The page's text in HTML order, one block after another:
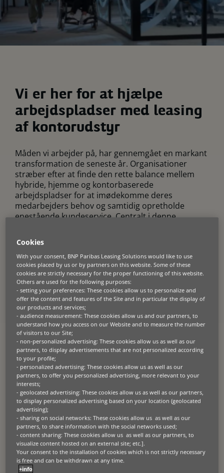
Vi er her for at hjælpe
arbejdspladser med leasing
af kontorudstyr
Måden vi arbejder på, har gennemgået en markant
transformation de seneste år. Organisationer
stræber efter at finde den rette balance mellem
hybride, hjemme og kontorbaserede
arbejdspladser for at imødekomme deres
medarbejders behov og samtidig opretholde
enestående kundeservice. Centralt i denne
det er i elektronisk eller trykt form, og rettidig
adgang til det er afgørende for, at virksomheder
effektivt kan styre sine arbejdsgange og processer.
Hos BNP Paribas Leasing Solutions spænder vores
engagement i sektoren for kontorudstyr sig over
årtier. Vi har oparbejdet betydelig viden og
ekspertise inden for denne sektor, især med
fremkomsten af cloud-udskrivning og digitale
dokumenthåndteringsløsninger. I tæt samarbejde
med producenter af kontorudstyr og deres
forhandlernetværk giver vi kunderne adgang til de
bedst egnede arbejdspladsløsninger til deres
virksomheder.
Tag din virksomhed til
næste niveau
Cookies
With your consent, BNP Paribas Leasing Solutions would like to use
cookies placed by us or by partners on this website. Some of these
cookies are strictly necessary for the proper functioning of this website.
Others are used for the following purposes:
- setting your preferences: These cookies allow us to personalize and
offer the content and features of the Site and in particular the display of
our products and services;
- audience measurement: These cookies allow us and our partners, to
understand how you access on our Website and to measure the number
of visitors to our Site;
- non-personalized advertising: These cookies allow us as well as our
partners, to display advertisements that are not personalized according
to your profile;
- personalized advertising: These cookies allow us as well as our
partners, to offer you personalized advertising, more relevant to your
interests;
- geolocated advertising: These cookies allow us as well as our partners,
to display personalized advertising based on your location (geolocated
advertising);
- sharing on social networks: These cookies allow us as well as our
partners, to share information with the social networks used;
- content sharing: These cookies allow us as well as our partners, to
visualize content hosted on an external site; etc.].
Your consent to the installation of cookies which is not strictly necessary
is free and can be withdrawn at any time.
+info